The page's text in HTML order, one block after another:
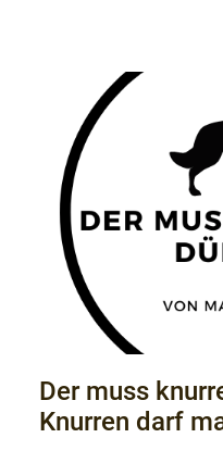
bedeutet, dass
Einhalten von
deren Missachtung
Der muss
Knurren darf